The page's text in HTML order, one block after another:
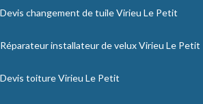
Devis changement de tuile Virieu Le Petit
Réparateur installateur de velux Virieu Le Petit
Devis toiture Virieu Le Petit